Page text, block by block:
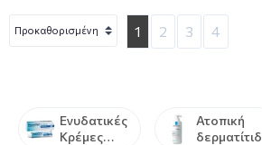
1 2 3 4
Ενυδατικές
Κρέμες
Ατοπική